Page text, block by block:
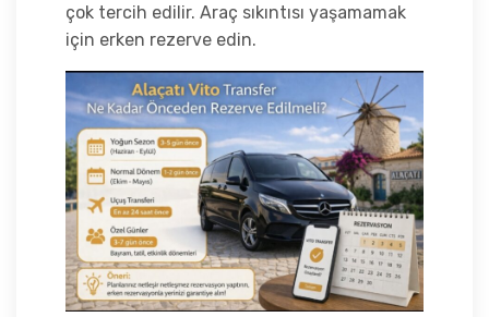
çok tercih edilir. Araç sıkıntısı yaşamamak
için erken rezerve edin.